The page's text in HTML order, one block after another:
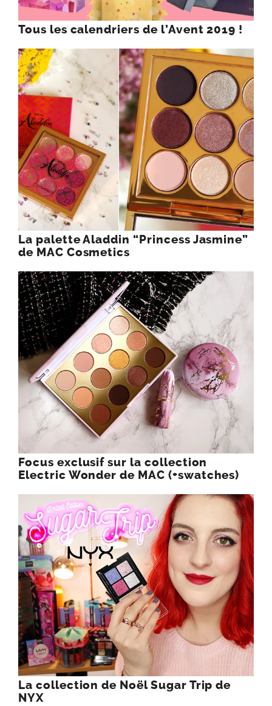
Tous les calendriers de l’Avent 2019 !
La palette Aladdin “Princess Jasmine”
de MAC Cosmetics
Focus exclusif sur la collection
Electric Wonder de MAC (+swatches)
La collection de Noël Sugar Trip de
NYX